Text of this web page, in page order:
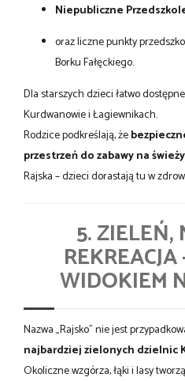
Niepubliczne
oraz liczne punkty
Borku Fałęckiego.
Dla starszych dzieci łatwo
Kurdwanowie i Łagiewnikach.
Rodzice podkreślają, że
przestrzeń do zabawy na
Rajska – dzieci dorastają tu w
5. ZIELEŃ,
WIDOKIEM
Nazwa „Rajsko” nie jest
najbardziej zielonych dzielnic
Okoliczne wzgórza, łąki i lasy